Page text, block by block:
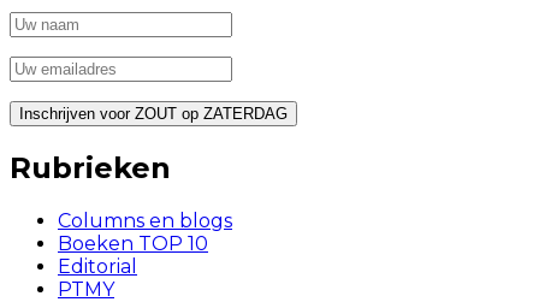
Rubrieken
Columns en blogs
Boeken TOP 10
Editorial
PTMY